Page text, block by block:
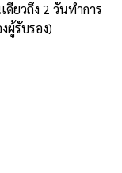
ยวถึง 2 วันทำการ
ผู้รับรอง)